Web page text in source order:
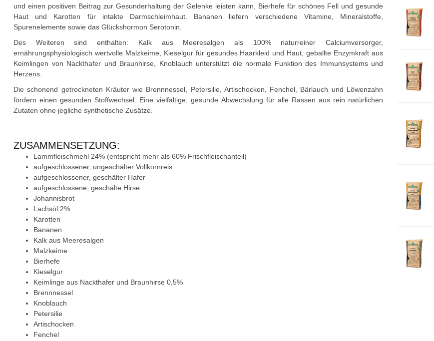
und einen positiven Beitrag zur Gesunderhaltung der Gelenke leisten kann, Bierhefe für schönes Fell und gesunde
Haut und Karotten für intakte Darmschleimhaut. Bananen liefern verschiedene Vitamine, Mineralstoffe,
Spurenelemente sowie das Glückshormon Serotonin.
Des Weiteren sind enthalten: Kalk aus Meeresalgen als 100% naturreiner Calciumversorger,
ernährungsphysiologisch wertvolle Malzkeime, Kieselgur für gesundes Haarkleid und Haut, geballte Enzymkraft aus
Keimlingen von Nackthafer und Braunhirse, Knoblauch unterstützt die normale Funktion des Immunsystems und
Herzens.
Die schonend getrockneten Kräuter wie Brennnessel, Petersilie, Artischocken, Fenchel, Bärlauch und Löwenzahn
fördern einen gesunden Stoffwechsel. Eine vielfältige, gesunde Abwechslung für alle Rassen aus rein natürlichen
Zutaten ohne jegliche synthetische Zusätze.
ZUSAMMENSETZUNG:
Lammfleischmehl 24% (entspricht mehr als 60% Frischfleischanteil)
aufgeschlossener, ungeschälter Vollkornreis
aufgeschlossener, geschälter Hafer
aufgeschlossene, geschälte Hirse
Johannisbrot
Lachsöl 2%
Karotten
Bananen
Kalk aus Meeresalgen
Malzkeime
Bierhefe
Kieselgur
Keimlinge aus Nackthafer und Braunhirse 0,5%
Brennnessel
Knoblauch
Petersilie
Artischocken
Fenchel